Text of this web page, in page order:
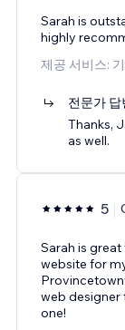
Sarah is
highly
제공 서비스:
전문가 답
Thanks,
as well.
5
Sarah is
website for
web designer
one!